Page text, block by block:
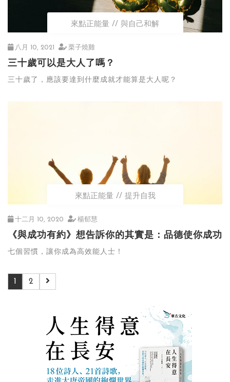
來點正能量 與自己和解
八月 10, 2021 栗子燒雞
三十歲可以是大人了嗎？
三十歲了，應該要達到什麼成就才能算是大人呢？
來點正能量 提升自我
十二月 10, 2020 楊郁慧
《與成功有約》想告訴你的其實是：品德使你成功
七個習慣，讓你成為高效能人士！
1 2